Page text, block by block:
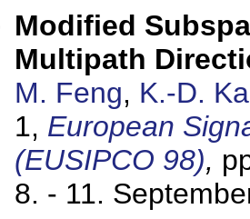
Modified
Multipath
M. Feng, K.-D.
1, European
(EUSIPCO 98),
8. - 11.